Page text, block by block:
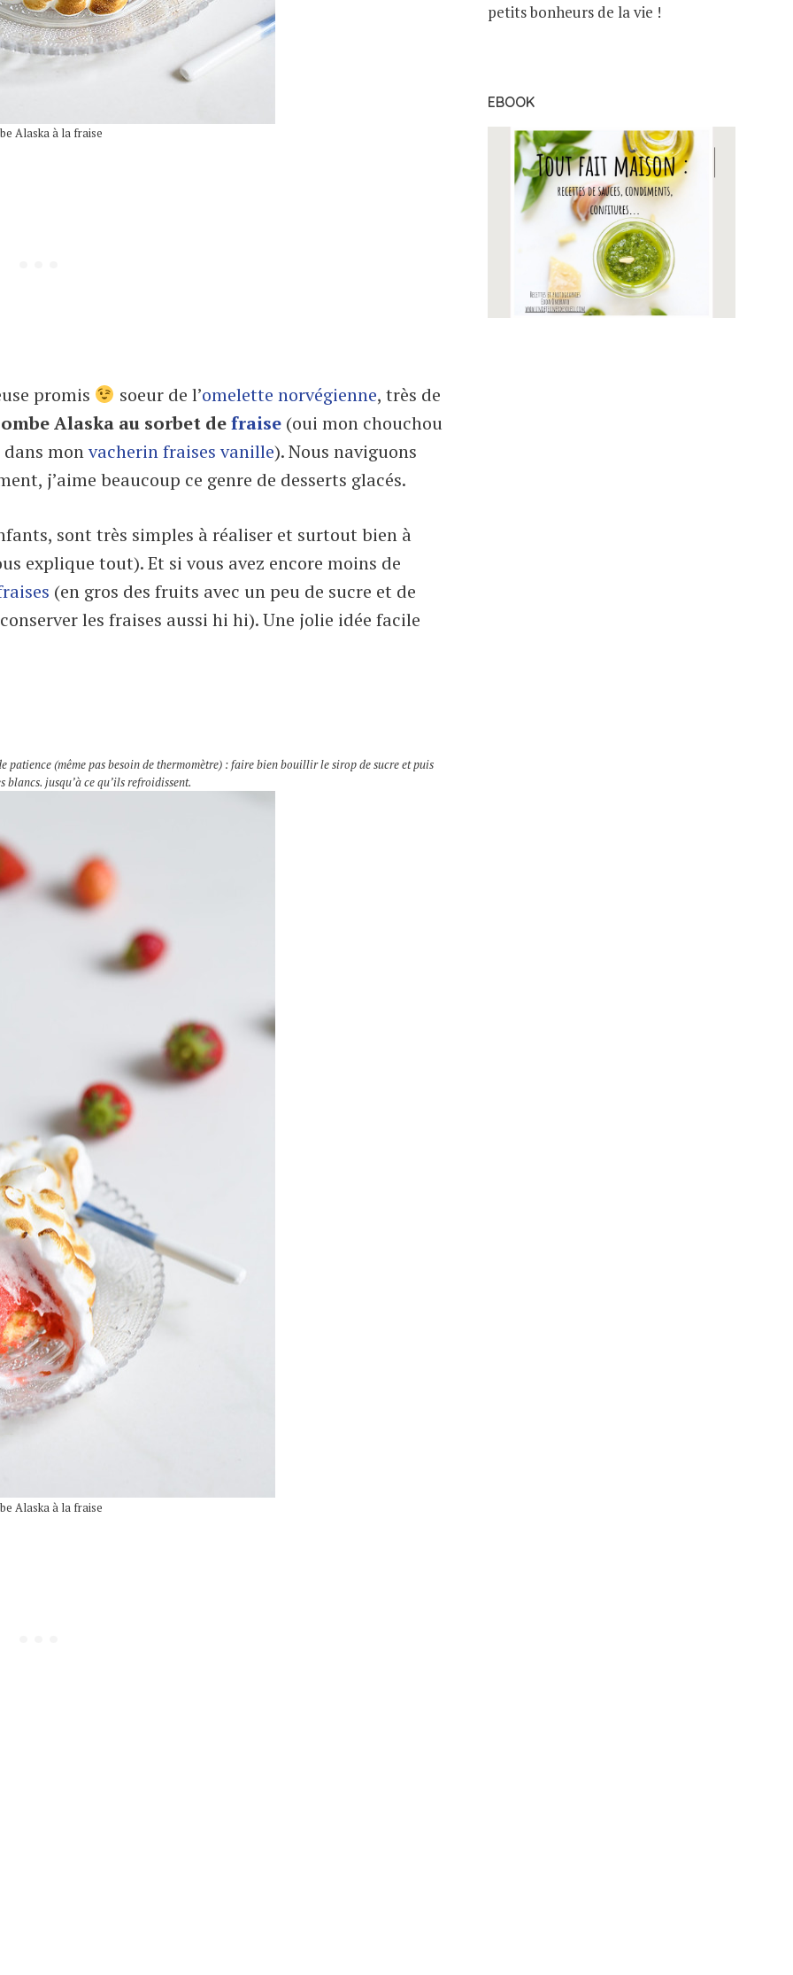
Alaska à la fraise
promis soeur de l’omelette norvégienne, très de
Alaska au sorbet defraise (oui mon chouchou
dans monvacherin fraises vanille). Nous naviguons
j’aime beaucoup ce genre de desserts glacés.
sont très simples à réaliser et surtout bien à
explique tout). Et si vous avez encore moins de
(en gros des fruits avec un peu de sucre et de
les fraises aussi hi hi). Une jolie idée facile
(même pas besoin de thermomètre) : faire bien bouillir le sirop de sucre et puis
blancs. jusqu’à ce qu’ils refroidissent.
Alaska à la fraise
petits bonheurs de la vie !
EBOOK